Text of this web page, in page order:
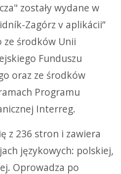
zostały wydane w
Zagórz v aplikácii”
ze środków Unii
Funduszu
oraz ze środków
Programu
Interreg.
z 236 stron i zawiera
językowych: polskiej,
Oprowadza po